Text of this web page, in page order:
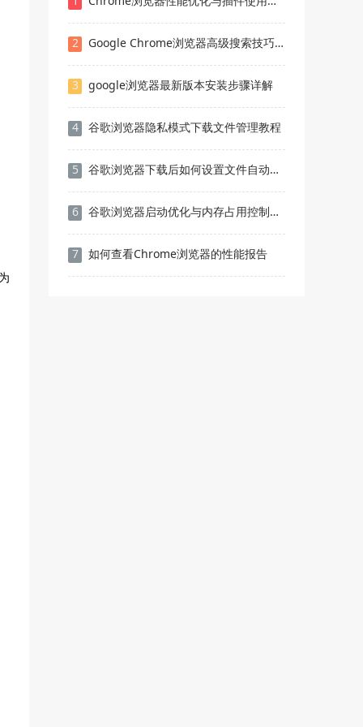
2 Google Chrome浏览器高级搜索技巧实用教程
3 google浏览器最新版本安装步骤详解
4 谷歌浏览器隐私模式下载文件管理教程
5 谷歌浏览器下载后如何设置文件自动归类功能
6 谷歌浏览器启动优化与内存占用控制策略
7 如何查看Chrome浏览器的性能报告